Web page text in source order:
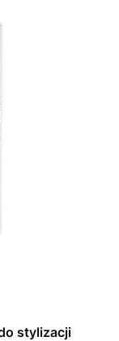
stylizacji